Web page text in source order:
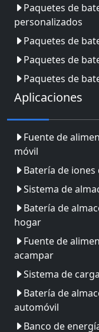
Paquetes de
personalizados
Paquetes de
Paquetes de
Paquetes de
Aplicaciones
Fuente de
móvil
Batería de
Sistema de
Batería de
hogar
Fuente de
acampar
Sistema de
Batería de
automóvil
Banco de